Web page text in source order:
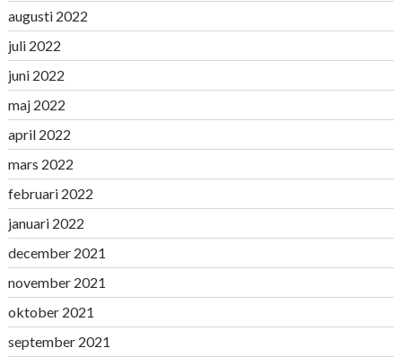
augusti 2022
juli 2022
juni 2022
maj 2022
april 2022
mars 2022
februari 2022
januari 2022
december 2021
november 2021
oktober 2021
september 2021